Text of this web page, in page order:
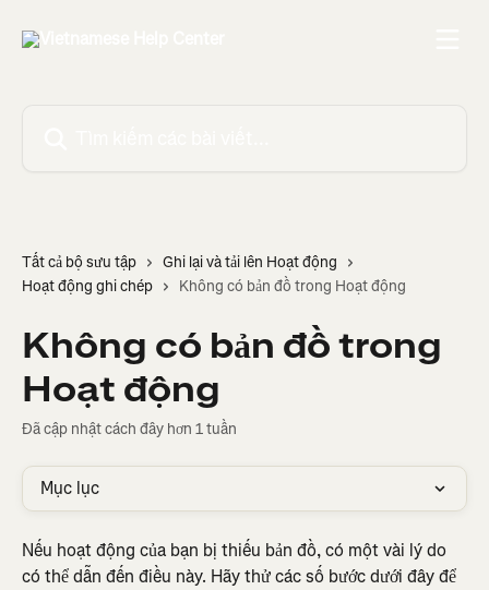
Tất cả bộ sưu tập
Ghi lại và tải lên Hoạt động
Hoạt động ghi chép
Không có bản đồ trong Hoạt động
Không có bản đồ trong
Hoạt động
Đã cập nhật cách đây hơn 1 tuần
Mục lục
Nếu hoạt động của bạn bị thiếu bản đồ, có một vài lý do
có thể dẫn đến điều này. Hãy thử các số bước dưới đây để